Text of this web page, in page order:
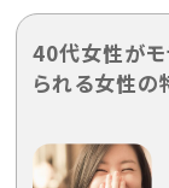
40代女性がモ
られる女性の